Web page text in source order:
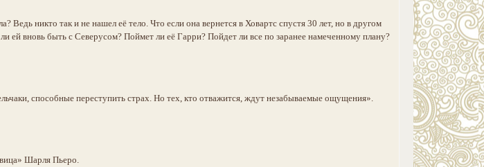
Ведь никто так и не нашел её тело. Что если она вернется в Ховартс спустя 30 лет, но в другом
ей вновь быть с Северусом? Поймет ли её Гарри? Пойдет ли все по заранее намеченному плану?
способные переступить страх. Но тех, кто отважится, ждут незабываемые ощущения».
Шарля Пьеро.